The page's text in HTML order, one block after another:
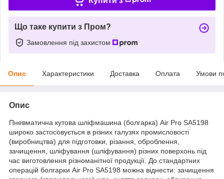
Що таке купити з Пром?
Замовлення під захистом
Опис Характеристики Доставка Оплата Умови
Опис
Пневматична кутова шліфмашина (болгарка) Air Pro SA5198
широко застосовується в різних галузях промисловості
(виробництва) для підготовки, різання, оброблення,
зачищення, шліфування (шліфування) різних поверхонь під
час виготовлення різноманітної продукції. До стандартних
операцій болгарки Air Pro SA5198 можна віднести: зачищення